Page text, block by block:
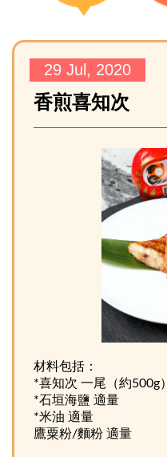
29 Jul, 2020
香煎喜知次
材料包括：
*喜知次 一尾（約500g）
*石垣海鹽 適量
*米油 適量
鷹粟粉/麵粉 適量